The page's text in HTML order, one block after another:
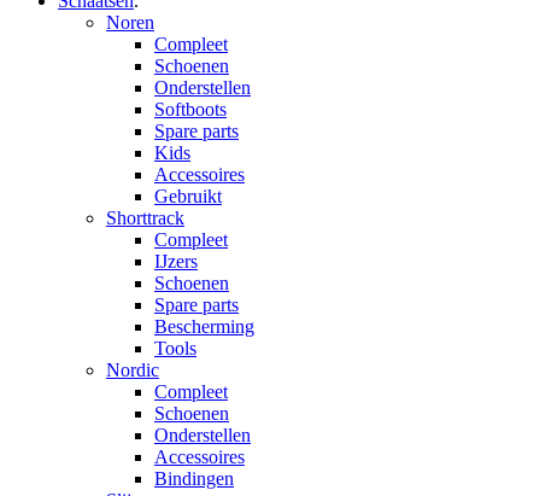
Noren
Compleet
Schoenen
Onderstellen
Softboots
Spare parts
Kids
Accessoires
Gebruikt
Shorttrack
Compleet
IJzers
Schoenen
Spare parts
Bescherming
Tools
Nordic
Compleet
Schoenen
Onderstellen
Accessoires
Bindingen